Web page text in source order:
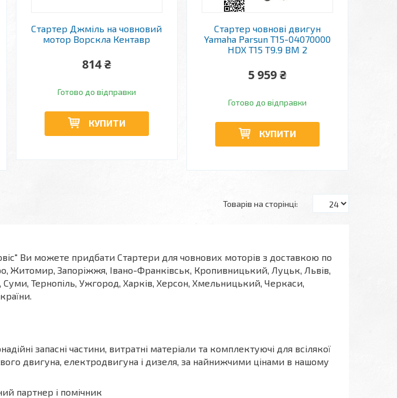
Стартер Джміль на човновий
мотор Ворскла Кентавр
814 ₴
Готово до відправки
КУПИТИ
Стартер човнові двигун
Yamaha Parsun T15-04070000
HDX T15 T9.9 BM 2
5 959 ₴
Готово до відправки
КУПИТИ
Ви можете придбати Стартери для човнових моторів з доставкою по
Житомир, Запоріжжя, Івано-Франківськ, Кропивницький, Луцьк, Львів,
Суми, Тернопіль, Ужгород, Харків, Херсон, Хмельницький, Черкаси,
запасні частини, витратні матеріали та комплектуючі для всілякої
двигуна, електродвигуна і дизеля, за найнижчими цінами в нашому
партнер і помічник